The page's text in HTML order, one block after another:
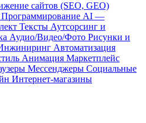
сайтов (SEO, GEO)
Программирование AI —
Тексты Аутсорсинг и
Аудио/Видео/Фото Рисунки и
Автоматизация
Анимация Маркетплейс
Мессенджеры Социальные
Интернет-магазины